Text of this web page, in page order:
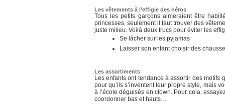
Les vêtements à l’effigie des héros
Tous les petits garçons aimeraient être
princesses, seulement il faut trouver des
juste milieu. Voilà deux trucs pour éviter les
Se lâcher sur les pyjamas
Laisser son enfant choisir des
Les assortiments
Les enfants ont tendance à assortir des motifs
pour qu’ils s’inventent leur propre style, mais
à l’école déguisés en clown. Pour cela,
coordonner bas et hauts…